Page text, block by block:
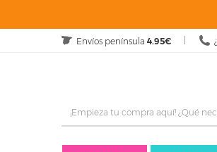
Envíos península 4.95€